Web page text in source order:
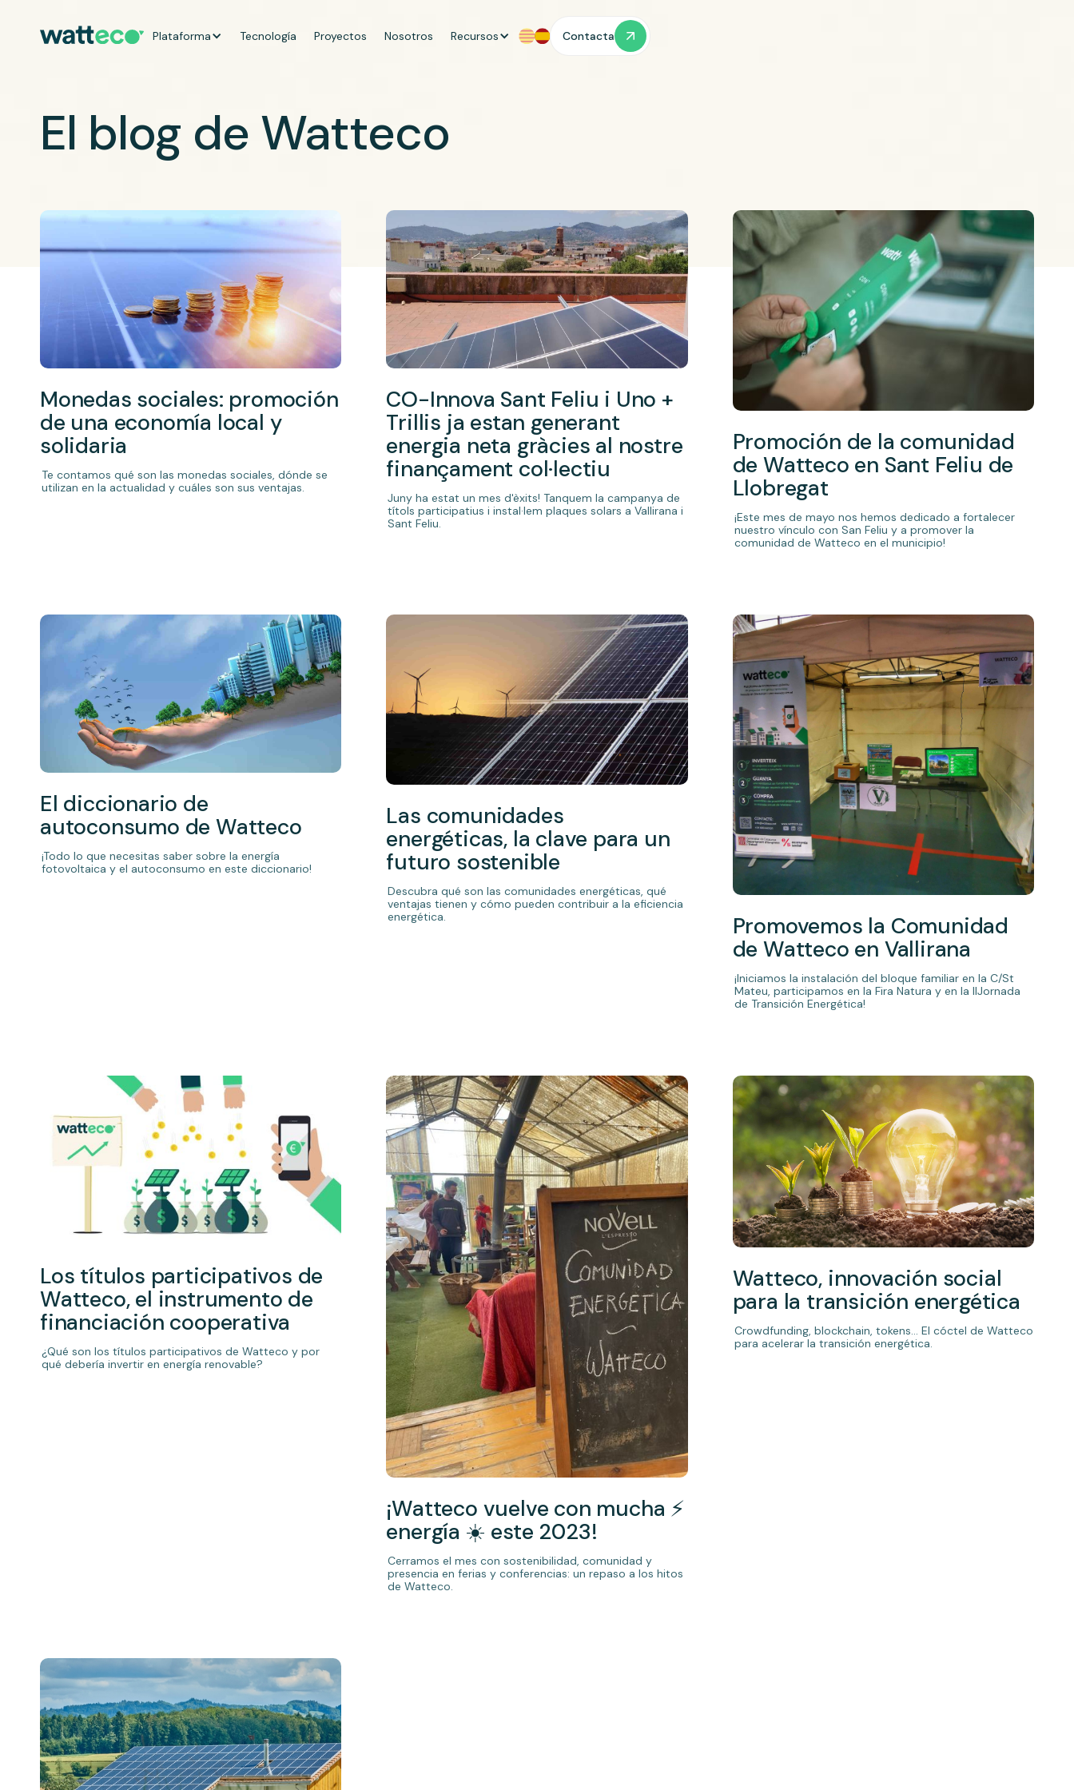
Plataforma Tecnología Proyectos Nosotros Recursos Contacta
El blog de Watteco
Monedas sociales: promoción
de una economía local y
solidaria
Te contamos qué son las monedas sociales, dónde se
utilizan en la actualidad y cuáles son sus ventajas.
CO-Innova Sant Feliu i Uno +
Trillis ja estan generant
energia neta gràcies al nostre
finançament col·lectiu
Juny ha estat un mes d'èxits! Tanquem la campanya de
títols participatius i instal·lem plaques solars a Vallirana i
Sant Feliu.
Promoción de la comunidad
de Watteco en Sant Feliu de
Llobregat
¡Este mes de mayo nos hemos dedicado a fortalecer
nuestro vínculo con San Feliu y a promover la
comunidad de Watteco en el municipio!
El diccionario de
autoconsumo de Watteco
¡Todo lo que necesitas saber sobre la energía
fotovoltaica y el autoconsumo en este diccionario!
Las comunidades
energéticas, la clave para un
futuro sostenible
Descubra qué son las comunidades energéticas, qué
ventajas tienen y cómo pueden contribuir a la eficiencia
energética.
Promovemos la Comunidad
de Watteco en Vallirana
¡Iniciamos la instalación del bloque familiar en la C/St
Mateu, participamos en la Fira Natura y en la IIJornada
de Transición Energética!
Los títulos participativos de
Watteco, el instrumento de
financiación cooperativa
¿Qué son los títulos participativos de Watteco y por
qué debería invertir en energía renovable?
¡Watteco vuelve con mucha ⚡
energía ☀️ este 2023!
Cerramos el mes con sostenibilidad, comunidad y
presencia en ferias y conferencias: un repaso a los hitos
de Watteco.
Watteco, innovación social
para la transición energética
Crowdfunding, blockchain, tokens... El cóctel de Watteco
para acelerar la transición energética.